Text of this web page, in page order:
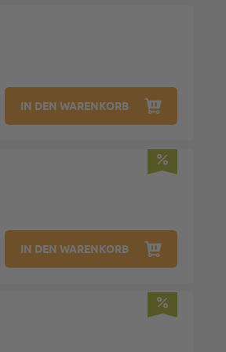
IN DEN WARENKORB
IN DEN WARENKORB